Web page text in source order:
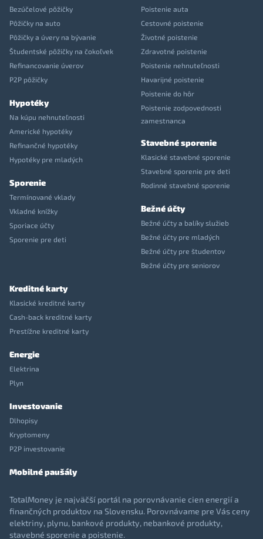
Bezúčelové pôžičky
Pôžičky na auto
Pôžičky a úvery na bývanie
Študentské pôžičky na čokoľvek
Refinancovanie úverov
P2P pôžičky
Hypotéky
Na kúpu nehnuteľnosti
Americké hypotéky
Refinančné hypotéky
Hypotéky pre mladých
Sporenie
Termínované vklady
Vkladné knížky
Sporiace účty
Sporenie pre deti
Poistenie auta
Cestovné poistenie
Životné poistenie
Zdravotné poistenie
Poistenie nehnuteľnosti
Havarijné poistenie
Poistenie do hôr
Poistenie zodpovednosti
zamestnanca
Stavebné sporenie
Klasické stavebné sporenie
Stavebné sporenie pre deti
Rodinné stavebné sporenie
Bežné účty
Bežné účty a balíky služieb
Bežné účty pre mladých
Bežné účty pre študentov
Bežné účty pre seniorov
Kreditné karty
Klasické kreditné karty
Cash-back kreditné karty
Prestížne kreditné karty
Energie
Elektrina
Plyn
Investovanie
Dlhopisy
Kryptomeny
P2P investovanie
Mobilné paušály
TotalMoney je najväčší portál na porovnávanie cien energií a
finančných produktov na Slovensku. Porovnávame pre Vás ceny
elektriny, plynu, bankové produkty, nebankové produkty,
stavebné sporenie a poistenie.